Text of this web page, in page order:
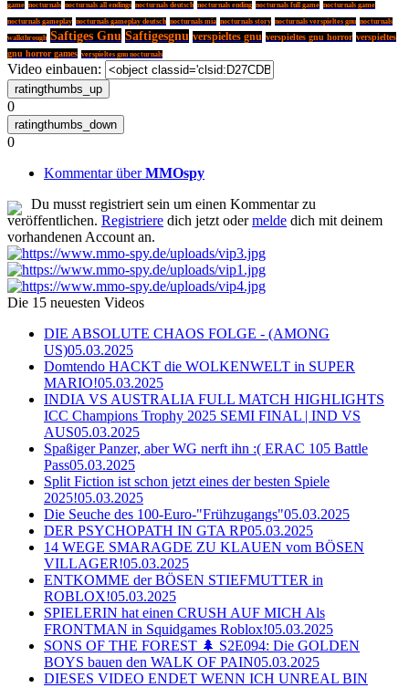
game nocturnals nocturnals all endings nocturnals deutsch nocturnals ending nocturnals full game nocturnals game
nocturnals gameplay nocturnals gameplay deutsch nocturnals mia nocturnals story nocturnals verspieltes gnu nocturnals
walkthrough Saftiges Gnu Saftigesgnu verspieltes gnu verspieltes gnu horror verspieltes
gnu horror games verspieltes gnu nocturnals
Video einbauen:
0
0
Kommentar überMMOspy
Du musst registriert sein um einen Kommentar zu
veröffentlichen. Registriere dich jetzt odermelde dich mit deinem
vorhandenen Account an.
Die 15 neuesten Videos
DIE ABSOLUTE CHAOS FOLGE - (AMONG
US)05.03.2025
Domtendo HACKT die WOLKENWELT in SUPER
MARIO!05.03.2025
INDIA VS AUSTRALIA FULL MATCH HIGHLIGHTS
ICC Champions Trophy 2025 SEMI FINAL | IND VS
AUS05.03.2025
Spaßiger Panzer, aber WG nerft ihn :( ERAC 105 Battle
Pass05.03.2025
Split Fiction ist schon jetzt eines der besten Spiele
2025!05.03.2025
Die Seuche des 100-Euro-"Frühzugangs"05.03.2025
DER PSYCHOPATH IN GTA RP05.03.2025
14 WEGE SMARAGDE ZU KLAUEN vom BÖSEN
VILLAGER!05.03.2025
ENTKOMME der BÖSEN STIEFMUTTER in
ROBLOX!05.03.2025
SPIELERIN hat einen CRUSH AUF MICH Als
FRONTMAN in Squidgames Roblox!05.03.2025
SONS OF THE FOREST 🌲 S2E094: Die GOLDEN
BOYS bauen den WALK OF PAIN05.03.2025
DIESES VIDEO ENDET WENN ICH UNREAL BIN